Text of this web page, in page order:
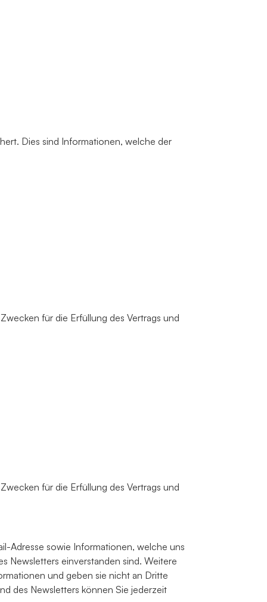
Dies sind Informationen, welche der
für die Erfüllung des Vertrags und
für die Erfüllung des Vertrags und
Adresse sowie Informationen, welche uns
Newsletters einverstanden sind. Weitere
und geben sie nicht an Dritte
des Newsletters können Sie jederzeit